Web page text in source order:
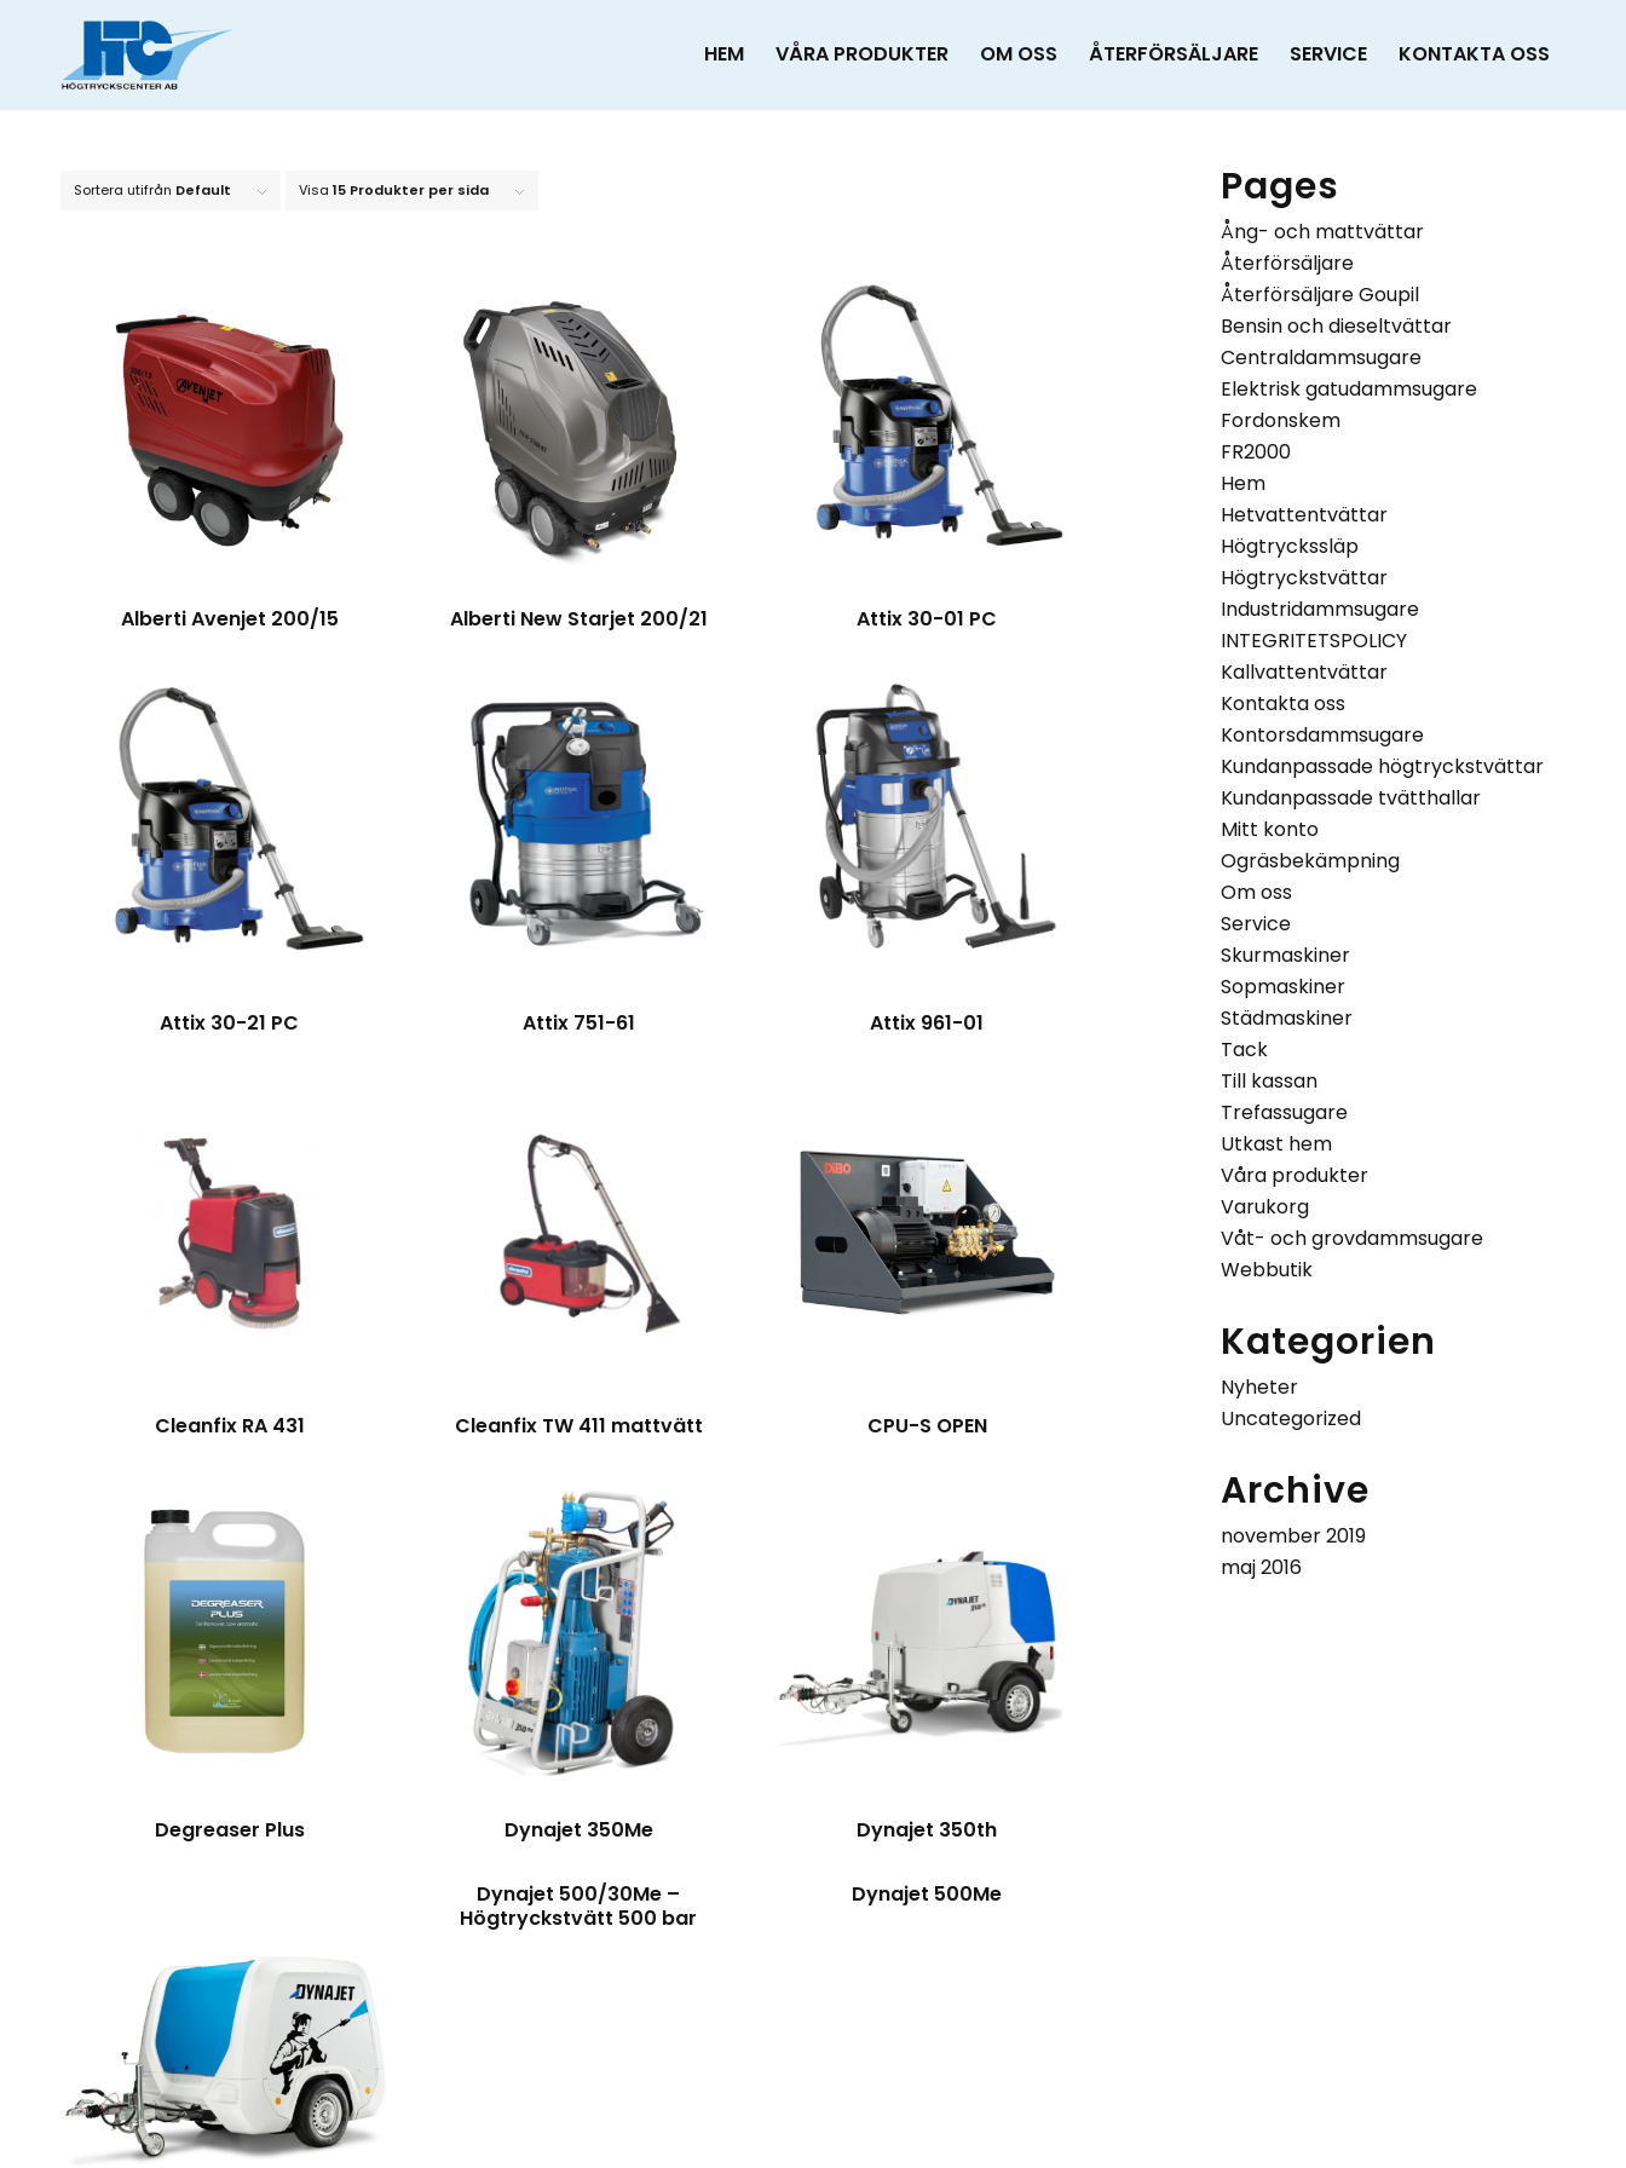
HEM VÅRA PRODUKTER OM OSS ÅTERFÖRSÄLJARE SERVICE KONTAKTA OSS
Sortera utifrån Default Visa 15 Produkter per sida
Alberti Avenjet 200/15 Alberti New Starjet 200/21 Attix 30-01 PC
Attix 30-21 PC Attix 751-61 Attix 961-01
Cleanfix RA 431 Cleanfix TW 411 mattvätt CPU-S OPEN
Degreaser Plus Dynajet 350Me Dynajet 350th
Dynajet 500/30Me –
Högtryckstvätt 500 bar
Dynajet 500Me
Pages
Ång- och mattvättar
Återförsäljare
Återförsäljare Goupil
Bensin och dieseltvättar
Centraldammsugare
Elektrisk gatudammsugare
Fordonskem
FR2000
Hem
Hetvattentvättar
Högtryckssläp
Högtryckstvättar
Industridammsugare
INTEGRITETSPOLICY
Kallvattentvättar
Kontakta oss
Kontorsdammsugare
Kundanpassade högtryckstvättar
Kundanpassade tvätthallar
Mitt konto
Ogräsbekämpning
Om oss
Service
Skurmaskiner
Sopmaskiner
Städmaskiner
Tack
Till kassan
Trefassugare
Utkast hem
Våra produkter
Varukorg
Våt- och grovdammsugare
Webbutik
Kategorien
Nyheter
Uncategorized
Archive
november 2019
maj 2016